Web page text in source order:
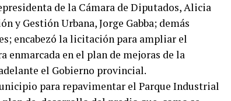
de la Cámara de Diputados, Alicia
y Gestión Urbana, Jorge Gabba; demás
encabezó la licitación para ampliar el
enmarcada en el plan de mejoras de la
el Gobierno provincial.
para repavimentar el Parque Industrial